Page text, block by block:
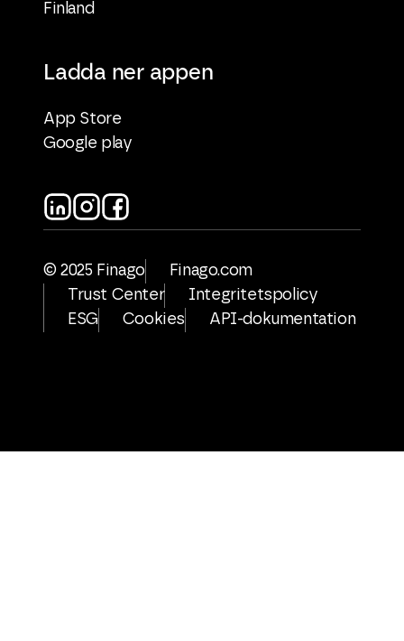
Finland
Ladda ner appen
App Store
Google play
© 2025 Finago
Finago.com
Trust Center
Integritetspolicy
ESG
Cookies API-dokumentation